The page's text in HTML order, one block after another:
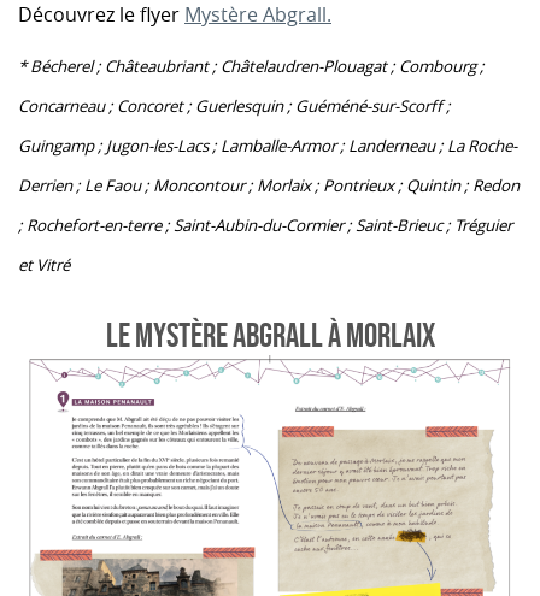
Découvrez le flyer Mystère Abgrall.
* Bécherel ; Châteaubriant ; Châtelaudren-Plouagat ; Combourg ;
Concarneau ; Concoret ; Guerlesquin ; Guéméné-sur-Scorff ;
Guingamp ; Jugon-les-Lacs ; Lamballe-Armor ; Landerneau ; La Roche-
Derrien ; Le Faou ; Moncontour ; Morlaix ; Pontrieux ; Quintin ; Redon
; Rochefort-en-terre ; Saint-Aubin-du-Cormier ; Saint-Brieuc ; Tréguier
et Vitré
LE MYSTÈRE ABGRALL À MORLAIX